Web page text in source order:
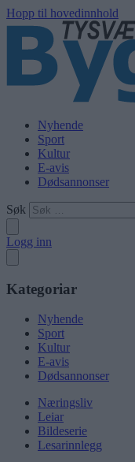
Hopp til hovedinnhold
Nyhende
Sport
Kultur
E-avis
Dødsannonser
Søk
Logg inn
Kategoriar
Nyhende
Sport
Kultur
E-avis
Dødsannonser
Næringsliv
Leiar
Bildeserie
Lesarinnlegg